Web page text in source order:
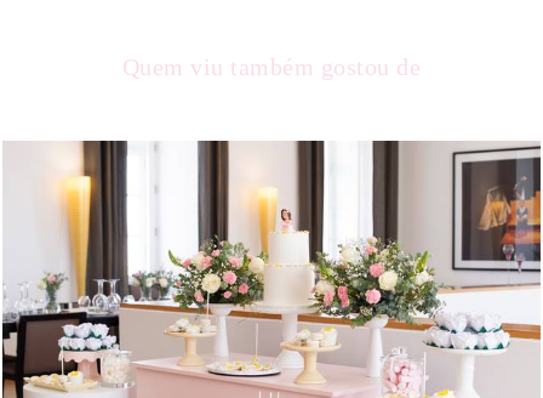
Quem viu também gostou de